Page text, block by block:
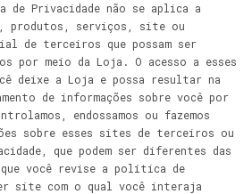
de Privacidade não se aplica a
produtos, serviços, site ou
de terceiros que possam ser
por meio da Loja. O acesso a esses
deixe a Loja e possa resultar na
de informações sobre você por
endossamos ou fazemos
sobre esses sites de terceiros ou
que podem ser diferentes das
que você revise a política de
site com o qual você interaja